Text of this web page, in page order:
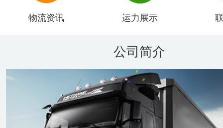
物流资讯 运力展示
公司简介